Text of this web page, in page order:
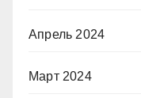
Апрель 2024
Март 2024